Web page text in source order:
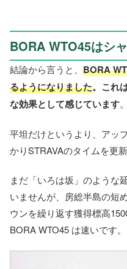
BORA WTO45はシ
結論から言うと、 BORA
るようになりました。これ
な効果として感じています。
平坦だけというより、アッ
かりSTRAVAのタイムを更
まだ「いろは坂」のような
いませんが、房総半島の短
ウンを繰り返す獲得標高
BORA WTO45 は速いです。